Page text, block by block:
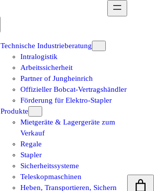
Technische Industrieberatung
Intralogistik
Arbeitssicherheit
Partner of Jungheinrich
Offizieller Bobcat-Vertragshändler
Förderung für Elektro-Stapler
Produkte
Mietgeräte & Lagergeräte zum
Verkauf
Regale
Stapler
Sicherheitssysteme
Teleskopmaschinen
Heben, Transportieren, Sichern